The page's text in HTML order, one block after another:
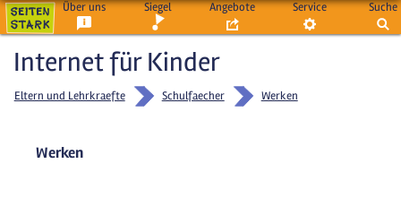
Über uns Siegel Angebote Service Suche
Internet für Kinder
Eltern und Lehrkraefte Schulfaecher Werken
Werken